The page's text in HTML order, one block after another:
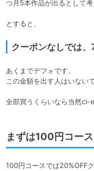
つ月5本作品が出るとして考
とすると、
クーポンなしでは、
あくまでデフォです。
この金額を出す人はいない
全部買うくらいなら当然ci-
まずは100円コース
100円コースでは20%OFF